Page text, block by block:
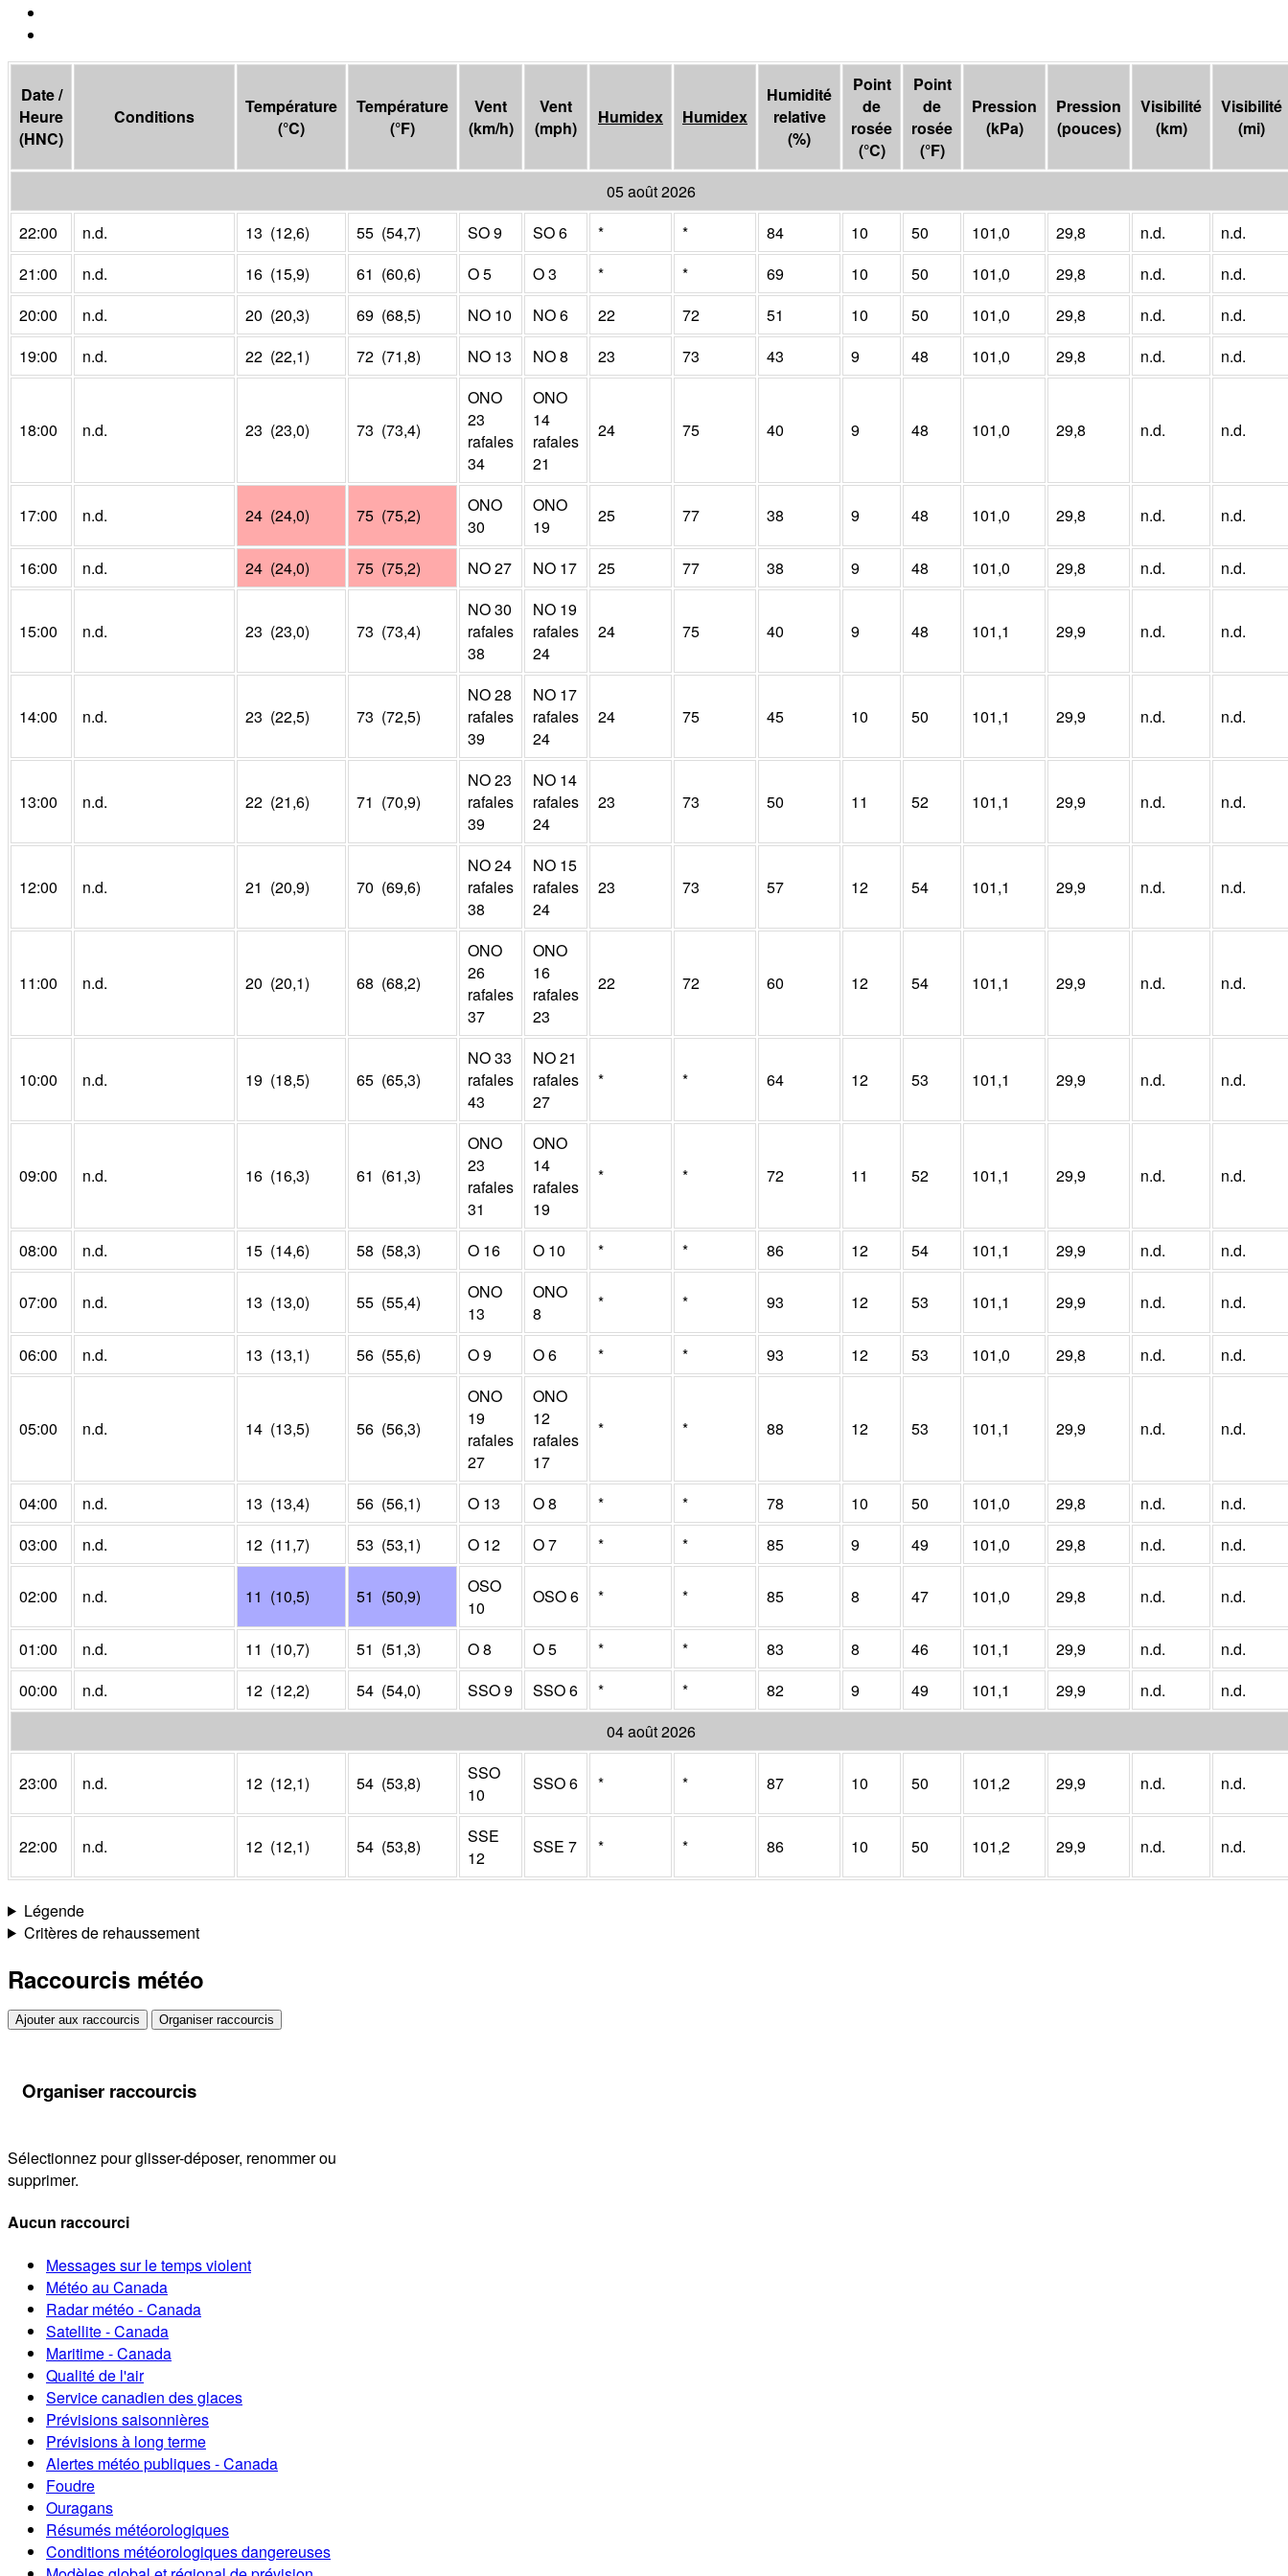
Date /
Heure
(HNC)
Conditions
Température
(°C)
Température
(°F)
Vent
(km/h)
Vent
(mph)
Humidex Humidex
Humidité
relative
(%)
Point
de
rosée
(°C)
Point
de
rosée
(°F)
Pression
(kPa)
Pression
(pouces)
Visibilité
(km)
Visibilité
(mi)
05 août 2026
22:00
n.d. 13 (12,6) 55 (54,7) SO9 SO6 * * 84 10 50 101,0 29,8 n.d.
n.d.
21:00
n.d. 16 (15,9) 61 (60,6) O5 O3 * * 69 10 50 101,0 29,8 n.d.
n.d.
20:00
n.d. 20 (20,3) 69 (68,5) NO 10 NO6 22 72 51 10 50 101,0 29,8 n.d.
n.d.
19:00
n.d. 22 (22,1) 72 (71,8) NO 13 NO8 23 73 43 9 48 101,0 29,8 n.d. n.d.
18:00 n.d. 23 (23,0) 73 (73,4)
ONO
23
rafales
34
ONO
14
rafales
21
24 75 40 9 48 101,0 29,8 n.d. n.d.
17:00 n.d. 24 (24,0) 75 (75,2)
ONO
30
ONO
19
25 77 38 9 48 101,0 29,8 n.d. n.d.
16:00 n.d. 24 (24,0) 75 (75,2) NO27 NO 17 25 77 38 9 48 101,0 29,8 n.d. n.d.
15:00 n.d. 23 (23,0) 73 (73,4)
NO30
rafales
38
NO 19
rafales
24
24 75 40 9 48 101,1 29,9 n.d. n.d.
14:00 n.d. 23 (22,5) 73 (72,5)
NO28
rafales
39
NO 17
rafales
24
24 75 45 10 50 101,1 29,9 n.d. n.d.
13:00 n.d. 22 (21,6) 71 (70,9)
NO23
rafales
39
NO 14
rafales
24
23 73 50 11 52 101,1 29,9 n.d. n.d.
12:00 n.d. 21 (20,9) 70 (69,6)
NO24
rafales
38
NO 15
rafales
24
23 73 57 12 54 101,1 29,9 n.d. n.d.
11:00 n.d. 20 (20,1) 68 (68,2)
ONO
26
rafales
37
ONO
16
rafales
23
22 72 60 12 54 101,1 29,9 n.d. n.d.
10:00 n.d. 19 (18,5) 65 (65,3)
NO33
rafales
43
NO21
rafales
27
* * 64 12 53 101,1 29,9 n.d. n.d.
09:00 n.d. 16 (16,3) 61 (61,3)
ONO
23
rafales
31
ONO
14
rafales
19
* * 72 11 52 101,1 29,9 n.d. n.d.
08:00 n.d. 15 (14,6) 58 (58,3) O 16 O 10 * * 86 12 54 101,1 29,9 n.d. n.d.
07:00 n.d. 13 (13,0) 55 (55,4)
ONO
13
ONO
8
* * 93 12 53 101,1 29,9 n.d. n.d.
06:00 n.d. 13 (13,1) 56 (55,6) O9 O6 * * 93 12 53 101,0 29,8 n.d. n.d.
05:00 n.d. 14 (13,5) 56 (56,3)
ONO
19
rafales
27
ONO
12
rafales
17
* * 88 12 53 101,1 29,9 n.d. n.d.
04:00 n.d. 13 (13,4) 56 (56,1) O 13 O8 * * 78 10 50 101,0 29,8 n.d.
n.d.
03:00
n.d. 12 (11,7) 53 (53,1) O 12 O7 * * 85 9 49 101,0 29,8 n.d. n.d.
02:00 n.d. 11 (10,5) 51 (50,9)
OSO
10
OSO6 * * 85 8 47 101,0 29,8 n.d. n.d.
01:00 n.d. 11 (10,7) 51 (51,3) O8 O5 * * 83 8 46 101,1 29,9 n.d.
n.d.
00:00
n.d. 12 (12,2) 54 (54,0) SSO9 SSO6 * * 82 9 49 101,1 29,9 n.d.
n.d.
04 août 2026
23:00 n.d. 12 (12,1) 54 (53,8)
SSO
10
SSO6 * * 87 10 50 101,2 29,9 n.d. n.d.
22:00 n.d. 12 (12,1) 54 (53,8)
SSE
12
SSE 7 * * 86 10 50 101,2 29,9 n.d. n.d.
Légende
Critères de rehaussement
Raccourcis météo
Ajouter aux raccourcis Organiser raccourcis
Organiser raccourcis
Sélectionnez pour glisser-déposer, renommer ou
supprimer.
Aucun raccourci
Messages sur le temps violent
Météo au Canada
Radar météo - Canada
Satellite - Canada
Maritime - Canada
Qualité de l'air
Service canadien des glaces
Prévisions saisonnières
Prévisions à long terme
Alertes météo publiques - Canada
Foudre
Ouragans
Résumés météorologiques
Conditions météorologiques dangereuses